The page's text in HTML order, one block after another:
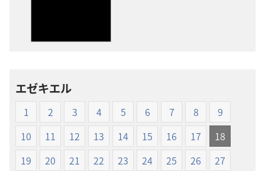
オ
プ
ショ
ン
オ
プ
ショ
ン
エゼキエル
1 2 3 4 5 6 7 8
9
10
11 12 13 14 15 16 17
18
19
20 21 22 23 24 25 26
27